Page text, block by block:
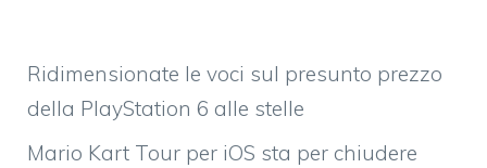
Ridimensionate le voci sul presunto prezzo
della PlayStation 6 alle stelle
Mario Kart Tour per iOS sta per chiudere